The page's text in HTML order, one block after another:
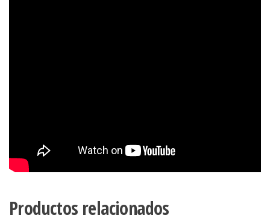
Productos relacionados